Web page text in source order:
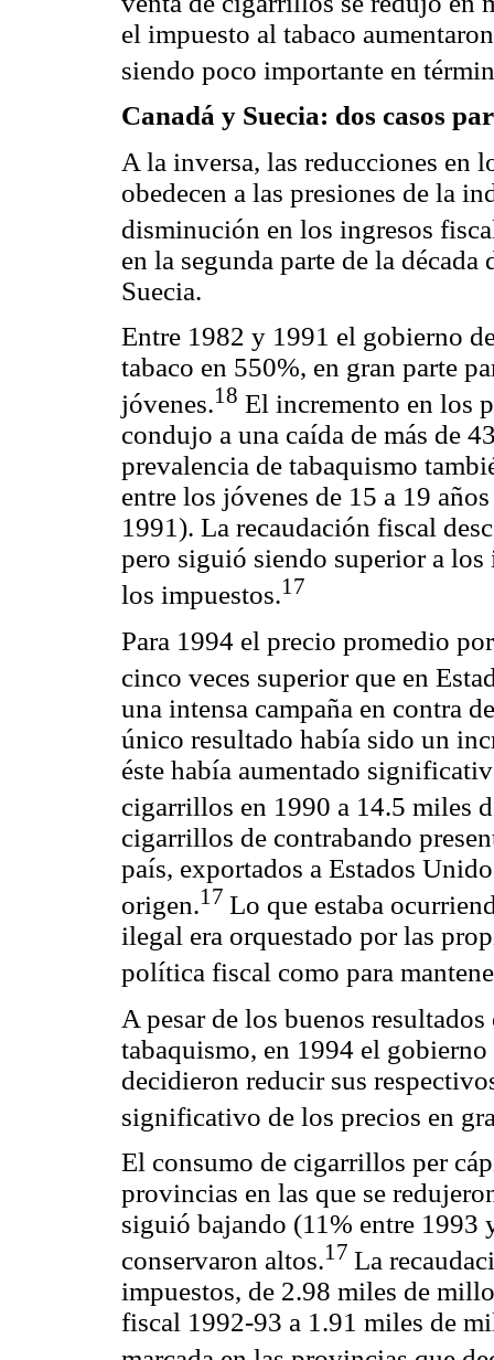
el impuesto al tabaco
siendo poco importante en
Canadá y Suecia: dos casos
A la inversa, las reducciones en
obedecen a las presiones de la
disminución en los ingresos
en la segunda parte de la
Suecia.
Entre 1982 y 1991 el gobierno
tabaco en 550%, en gran parte
jóvenes.18 El incremento en los
condujo a una caída de más de
prevalencia de tabaquismo
entre los jóvenes de 15 a 19
1991). La recaudación fiscal
pero siguió siendo superior a los
los impuestos.17
Para 1994 el precio promedio
cinco veces superior que en
una intensa campaña en contra
único resultado había sido un
éste había aumentado
cigarrillos en 1990 a 14.5 miles
cigarrillos de contrabando
país, exportados a Estados
origen.17 Lo que estaba
ilegal era orquestado por las
política fiscal como para
A pesar de los buenos
tabaquismo, en 1994 el
decidieron reducir sus
significativo de los precios en
El consumo de cigarrillos per
provincias en las que se
siguió bajando (11% entre 1993
conservaron altos.17 La
impuestos, de 2.98 miles de
fiscal 1992-93 a 1.91 miles de